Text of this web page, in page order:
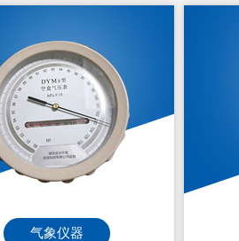
水位仪器
VELOFLUX 微流便携式流
186-6365-3723